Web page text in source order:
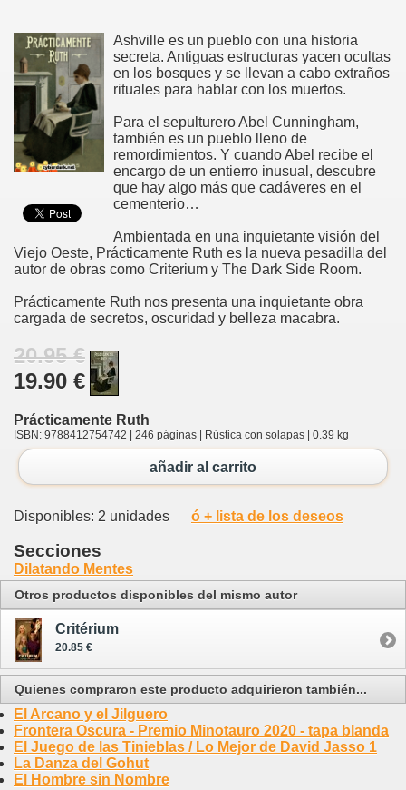
Ashville es un pueblo con una historia
secreta. Antiguas estructuras yacen ocultas
en los bosques y se llevan a cabo extraños
rituales para hablar con los muertos.
Para el sepulturero Abel Cunningham,
también es un pueblo lleno de
remordimientos. Y cuando Abel recibe el
encargo de un entierro inusual, descubre
que hay algo más que cadáveres en el
cementerio…
Ambientada en una inquietante visión del
Viejo Oeste, Prácticamente Ruth es la nueva pesadilla del
autor de obras como Criterium y The Dark Side Room.
Prácticamente Ruth nos presenta una inquietante obra
cargada de secretos, oscuridad y belleza macabra.
20.95 €
19.90 €
Prácticamente Ruth
ISBN: 9788412754742 | 246 páginas | Rústica con solapas | 0.39 kg
añadir al carrito
Disponibles: 2 unidades ó + lista de los deseos
Secciones
Dilatando Mentes
Otros productos disponibles del mismo autor
Critérium
20.85 €
Quienes compraron este producto adquirieron también...
El Arcano y el Jilguero
Frontera Oscura - Premio Minotauro 2020 - tapa blanda
El Juego de las Tinieblas / Lo Mejor de David Jasso 1
La Danza del Gohut
El Hombre sin Nombre